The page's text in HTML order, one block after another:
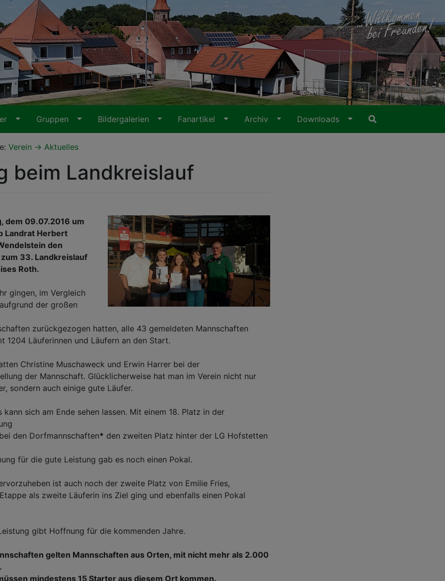
Gruppen Bildergalerien Fanartikel Archiv Downloads
Verein Aktuelles
beim Landkreislauf
dem 09.07.2016 um
Landrat Herbert
den
33. Landkreislauf
Roth.
gingen, im Vergleich
der großen
zurückgezogen hatten, alle 43 gemeldeten Mannschaften
1204 Läuferinnen und Läufern an den Start.
Christine Muschaweck und Erwin Harrer bei der
der Mannschaft. Glücklicherweise hat man im Verein nicht nur
sondern auch einige gute Läufer.
kann sich am Ende sehen lassen. Mit einem 18. Platz in der
den Dorfmannschaften* den zweiten Platz hinter der LG Hofstetten
für die gute Leistung gab es noch einen Pokal.
ist auch noch der zweite Platz von Emilie Fries,
als zweite Läuferin ins Ziel ging und ebenfalls einen Pokal
gibt Hoffnung für die kommenden Jahre.
gelten Mannschaften aus Orten, mit nicht mehr als 2.000
mindestens 15 Starter aus diesem Ort kommen.